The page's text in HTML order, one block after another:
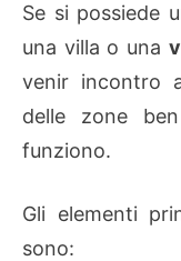
Se si possiede
una villa o una
venir incontro
delle zone
funziono.
Gli elementi
sono: